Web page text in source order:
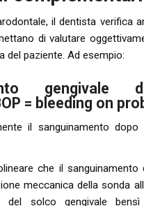
il dentista verifica
di valutare
del paziente. Ad esempio:
gengivale
= bleeding on
il sanguinamento dopo
che il sanguinamento
meccanica della sonda
solco gengivale bensì